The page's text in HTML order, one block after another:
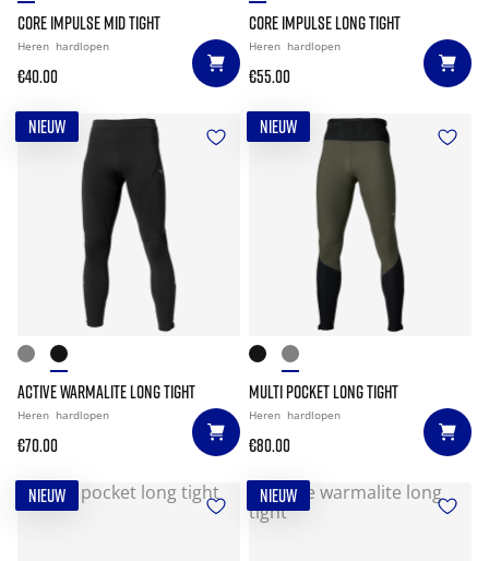
CORE IMPULSE MID TIGHT
Heren hardlopen
€40.00
CORE IMPULSE LONG TIGHT
Heren hardlopen
€55.00
NIEUW
ACTIVE WARMALITE LONG TIGHT
Heren hardlopen
€70.00
NIEUW
MULTI POCKET LONG TIGHT
Heren hardlopen
€80.00
NIEUW NIEUW